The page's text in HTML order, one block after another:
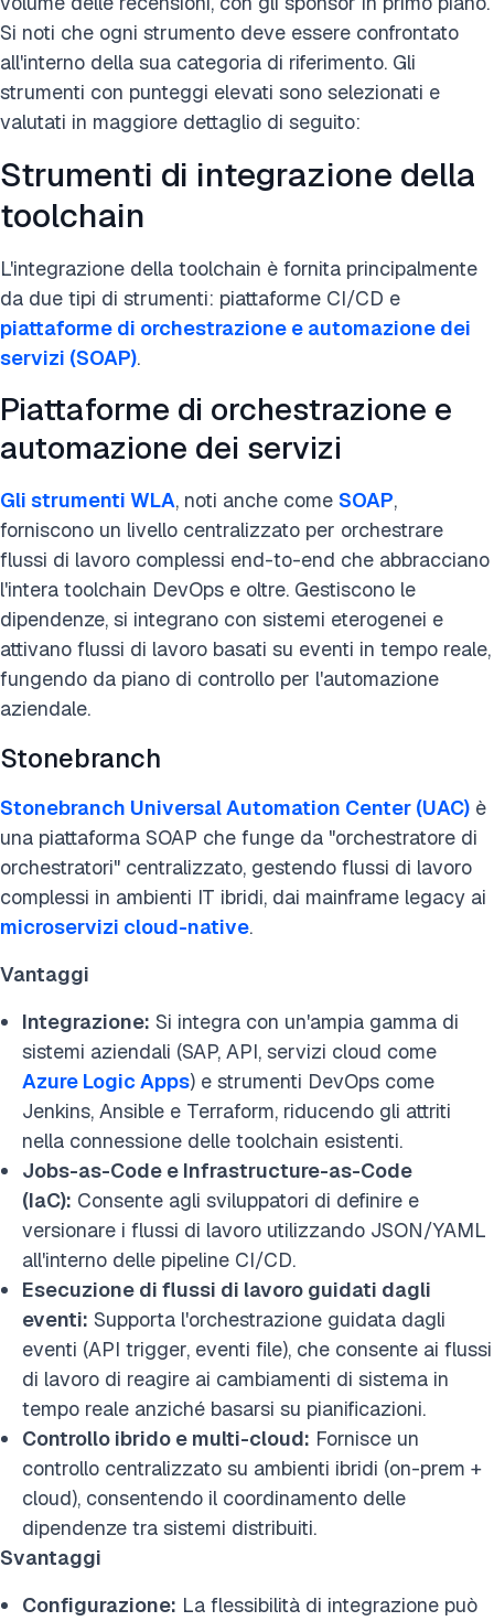
Si noti che ogni strumento deve essere confrontato
all'interno della sua categoria di riferimento. Gli
strumenti con punteggi elevati sono selezionati e
valutati in maggiore dettaglio di seguito:
Strumenti di integrazione della
toolchain
L'integrazione della toolchain è fornita principalmente
da due tipi di strumenti: piattaforme CI/CD e
piattaforme di orchestrazione e automazione dei
servizi (SOAP).
Piattaforme di orchestrazione e
automazione dei servizi
Gli strumenti WLA, noti anche come SOAP,
forniscono un livello centralizzato per orchestrare
flussi di lavoro complessi end-to-end che abbracciano
l'intera toolchain DevOps e oltre. Gestiscono le
dipendenze, si integrano con sistemi eterogenei e
attivano flussi di lavoro basati su eventi in tempo reale,
fungendo da piano di controllo per l'automazione
aziendale.
Stonebranch
Stonebranch Universal Automation Center (UAC) è
una piattaforma SOAP che funge da "orchestratore di
orchestratori" centralizzato, gestendo flussi di lavoro
complessi in ambienti IT ibridi, dai mainframe legacy ai
microservizi cloud-native.
Vantaggi
Integrazione: Si integra con un'ampia gamma di
sistemi aziendali (SAP, API, servizi cloud come
Azure Logic Apps) e strumenti DevOps come
Jenkins, Ansible e Terraform, riducendo gli attriti
nella connessione delle toolchain esistenti.
Jobs-as-Code e Infrastructure-as-Code
(IaC): Consente agli sviluppatori di definire e
versionare i flussi di lavoro utilizzando JSON/YAML
all'interno delle pipeline CI/CD.
Esecuzione di flussi di lavoro guidati dagli
eventi: Supporta l'orchestrazione guidata dagli
eventi (API trigger, eventi file), che consente ai flussi
di lavoro di reagire ai cambiamenti di sistema in
tempo reale anziché basarsi su pianificazioni.
Controllo ibrido e multi-cloud: Fornisce un
controllo centralizzato su ambienti ibridi (on-prem +
cloud), consentendo il coordinamento delle
dipendenze tra sistemi distribuiti.
Svantaggi
Configurazione: La flessibilità di integrazione può